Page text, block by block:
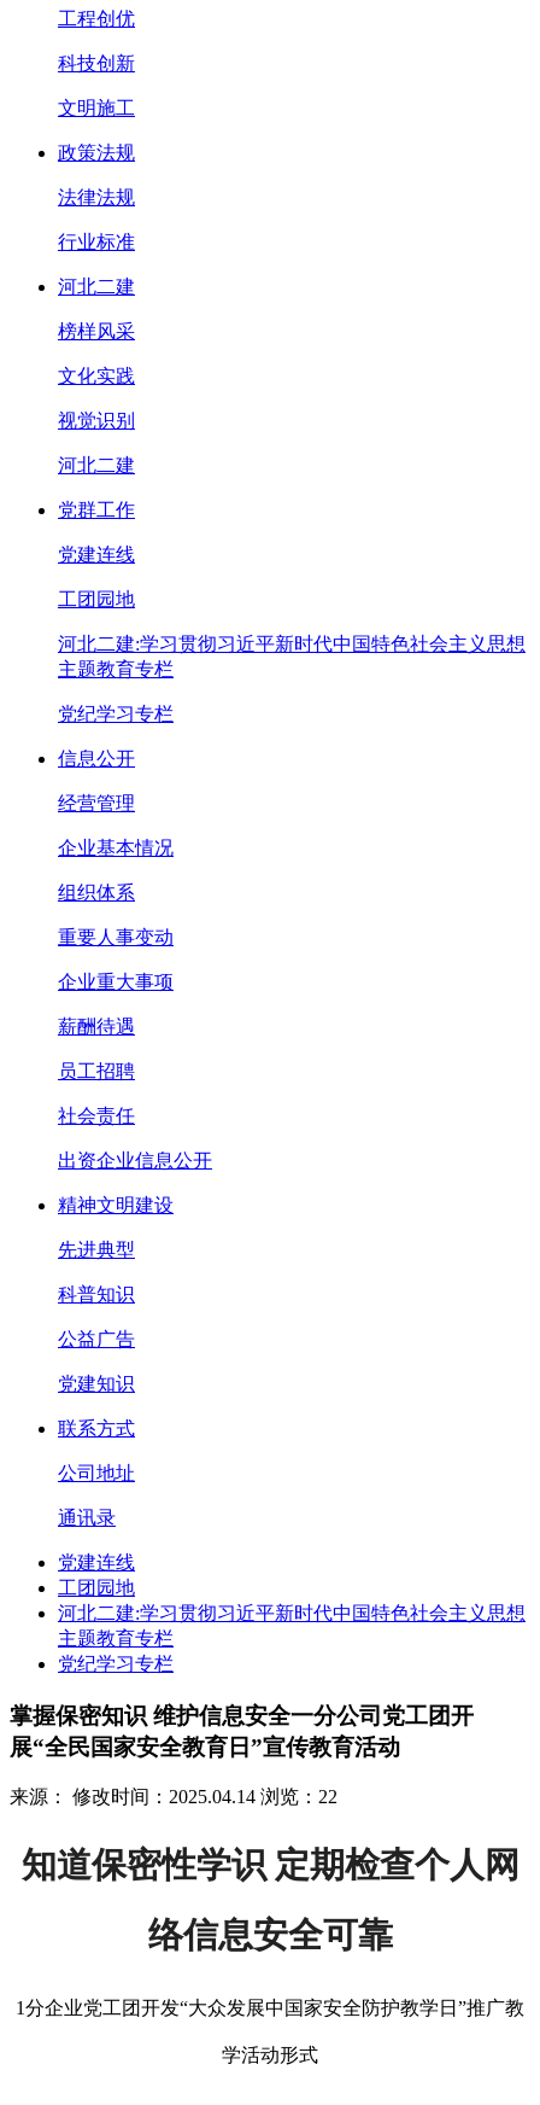
工程创优
科技创新
文明施工
政策法规
法律法规
行业标准
河北二建
榜样风采
文化实践
视觉识别
河北二建
党群工作
党建连线
工团园地
河北二建:学习贯彻习近平新时代中国特色社会主义思想
主题教育专栏
党纪学习专栏
信息公开
经营管理
企业基本情况
组织体系
重要人事变动
企业重大事项
薪酬待遇
员工招聘
社会责任
出资企业信息公开
精神文明建设
先进典型
科普知识
公益广告
党建知识
联系方式
公司地址
通讯录
党建连线
工团园地
河北二建:学习贯彻习近平新时代中国特色社会主义思想
主题教育专栏
党纪学习专栏
掌握保密知识 维护信息安全一分公司党工团开
展“全民国家安全教育日”宣传教育活动
来源： 修改时间：2025.04.14 浏览：22
知道保密性学识 定期检查个人网
络信息安全可靠
1分企业党工团开发“大众发展中国家安全防护教学日”推广教
学活动形式